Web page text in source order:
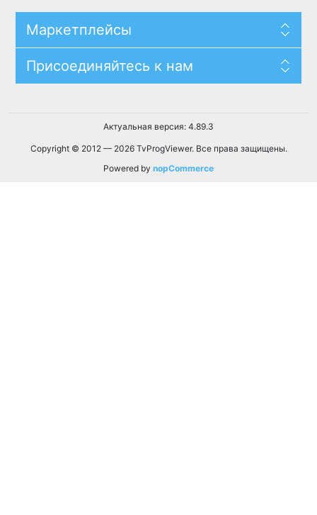
Маркетплейсы
Присоединяйтесь к нам
Актуальная версия: 4.89.3
Copyright © 2012 — 2026 TvProgViewer. Все права защищены.
Powered by nopCommerce